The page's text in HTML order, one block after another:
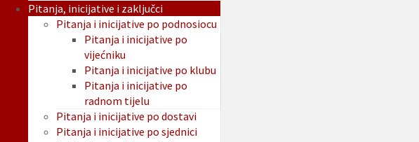
Pitanja, inicijative i zaključci
Pitanja i inicijative po podnosiocu
Pitanja i inicijative po
vijećniku
Pitanja i inicijative po klubu
Pitanja i inicijative po
radnom tijelu
Pitanja i inicijative po dostavi
Pitanja i inicijative po sjednici